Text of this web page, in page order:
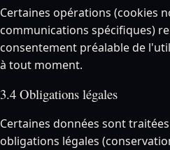
Certaines opérations (cookies
communications spécifiques)
consentement préalable de
à tout moment.
3.4 Obligations légales
Certaines données sont
obligations légales